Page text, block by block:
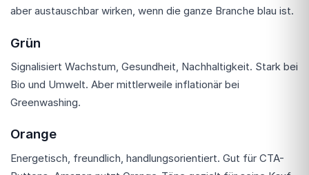
aber austauschbar wirken, wenn die ganze Branche blau ist.
Grün
Signalisiert Wachstum, Gesundheit, Nachhaltigkeit. Stark bei
Bio und Umwelt. Aber mittlerweile inflationär bei
Greenwashing.
Orange
Energetisch, freundlich, handlungsorientiert. Gut für CTA-